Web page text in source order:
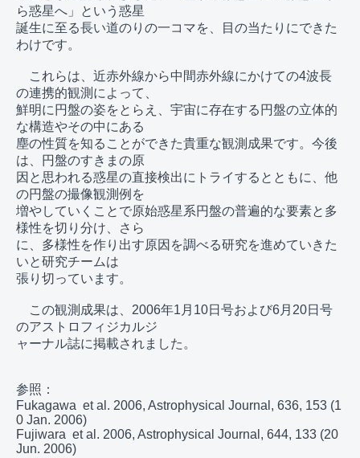
ら惑星へ」という惑星
誕生に至る長い道のりの一コマを、目の当たりにできた
わけです。
これらは、近赤外線から中間赤外線にかけての4波長
の連携的観測によって、
鮮明に円盤の姿をとらえ、宇宙に存在する円盤の立体的
な構造やその中にある
塵の性質を知ることができた貴重な観測成果です。今後
は、円盤のすきまの原
因と思われる惑星の直接検出にトライするとともに、他
の円盤の撮像観測例を
増やしていくことで原始惑星系円盤の普遍的な要素と多
様性を切り分け、さら
に、多様性を作り出す原因を調べる研究を進めていきた
いと研究チームは
張り切っています。
この観測成果は、2006年1月10日号および6月20日号
のアストロフィジカルジ
ャーナル誌に掲載されました。
参照：
Fukagawa  et al. 2006, Astrophysical Journal, 636, 153 (1
0 Jan. 2006)
Fujiwara  et al. 2006, Astrophysical Journal, 644, 133 (20
Jun. 2006)